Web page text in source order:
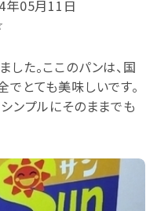
年05月11日
た。ここのパンは、国
とても美味しいです。
ンプルにそのままでも